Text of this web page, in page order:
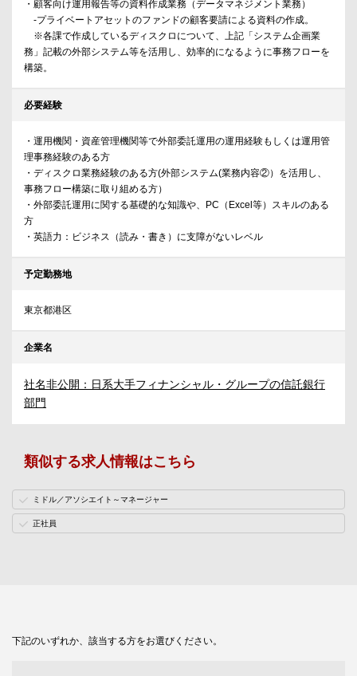
・顧客向け運用報告等の資料作成業務（データマネジメント業務）
-プライベートアセットのファンドの顧客要請による資料の作成。
※各課で作成しているディスクロについて、上記「システム企画業
務」記載の外部システム等を活用し、効率的になるように事務フローを
構築。
必要経験
・運用機関・資産管理機関等で外部委託運用の運用経験もしくは運用管
理事務経験のある方
・ディスクロ業務経験のある方(外部システム(業務内容②）を活用し、
事務フロー構築に取り組める方）
・外部委託運用に関する基礎的な知識や、PC（Excel等）スキルのある
方
・英語力：ビジネス（読み・書き）に支障がないレベル
予定勤務地
東京都港区
企業名
社名非公開：日系大手フィナンシャル・グループの信託銀行
部門
類似する求人情報はこちら
ミドル／アソシエイト～マネージャー
正社員
下記のいずれか、該当する方をお選びください。